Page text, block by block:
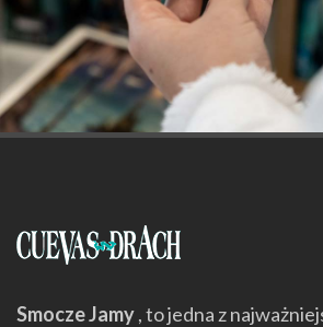
Smocze Jamy, to jedna z